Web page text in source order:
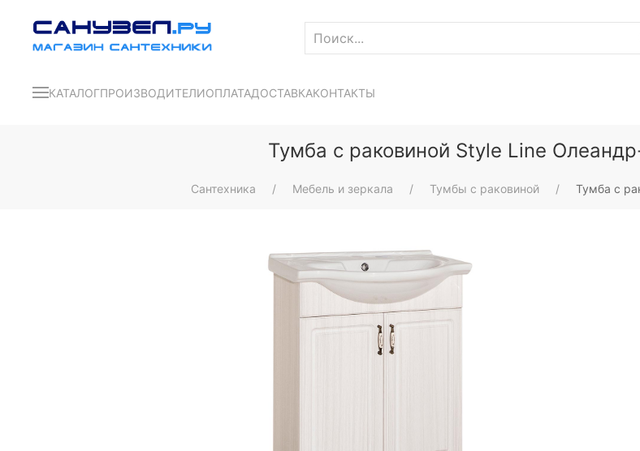
КАТАЛОГПРОИЗВОДИТЕЛИОПЛАТАДОСТАВКАКОНТАКТЫ
Тумба с раковиной Style Line
Сантехника Мебель и зеркала Тумбы с раковиной Тумба с